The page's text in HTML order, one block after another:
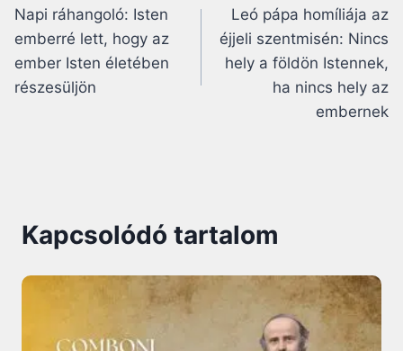
navigáció
Napi ráhangoló: Isten
emberré lett, hogy az
ember Isten életében
részesüljön
Leó pápa homíliája az
éjjeli szentmisén: Nincs
hely a földön Istennek,
ha nincs hely az
embernek
Kapcsolódó tartalom